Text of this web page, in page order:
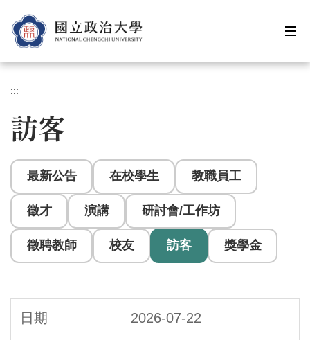
到
主
內
區
:::
訪客
最新公告 在校學生 教職員工
徵才 演講 研討會/工作坊
徵聘教師 校友 訪客 獎學金
2026-07-22